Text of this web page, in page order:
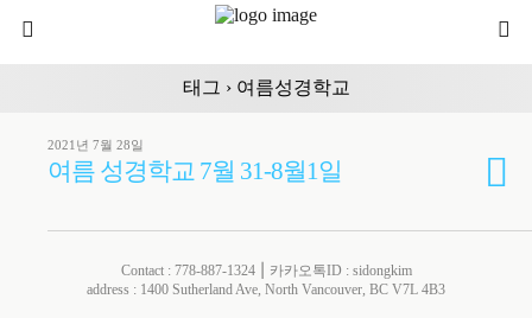
태그 › 여름성경학교
2021년 7월 28일
여름 성경학교 7월 31-8월1일
Contact : 778-887-1324 ⎮ 카카오톡ID : sidongkim
address : 1400 Sutherland Ave, North Vancouver, BC V7L 4B3